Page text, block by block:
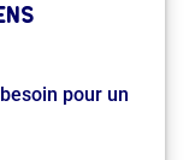
pour un